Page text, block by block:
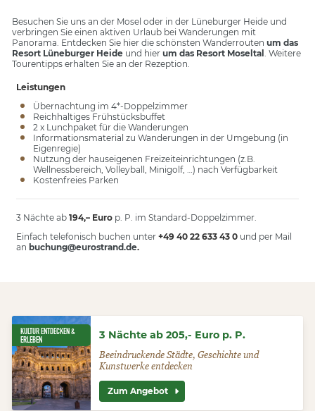
Besuchen Sie uns an der Mosel oder in der Lüneburger Heide und
verbringen Sie einen aktiven Urlaub bei Wanderungen mit
Panorama. Entdecken Sie hier die schönsten Wanderroutenum das
Resort Lüneburger Heide und hierum das Resort Moseltal. Weitere
Tourentipps erhalten Sie an der Rezeption.
Leistungen
Übernachtung im 4*-Doppelzimmer
Reichhaltiges Frühstücksbuffet
2 x Lunchpaket für die Wanderungen
Informationsmaterial zu Wanderungen in der Umgebung (in
Eigenregie)
Nutzung der hauseigenen Freizeiteinrichtungen (z.B.
Wellnessbereich, Volleyball, Minigolf, …) nach Verfügbarkeit
Kostenfreies Parken
3 Nächte ab194,– Euro p. P. im Standard-Doppelzimmer.
Einfach telefonisch buchen unter+49 40 22 633 43 0 und per Mail
an buchung@eurostrand.de.
KULTUR ENTDECKEN &
ERLEBEN
3 Nächte ab 205,- Euro p. P.
Beeindruckende Städte, Geschichte und
Kunstwerke entdecken
Zum Angebot